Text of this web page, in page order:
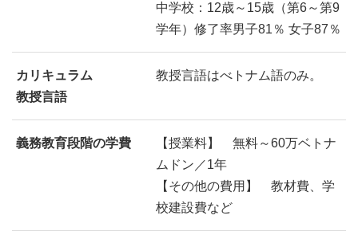
中学校：12歳～15歳（第6～第9
学年）修了率男子81％ 女子87％
カリキュラム
教授言語
教授言語はべトナム語のみ。
義務教育段階の学費
【授業料】 無料～60万ベトナ
ムドン／1年
【その他の費用】 教材費、学
校建設費など